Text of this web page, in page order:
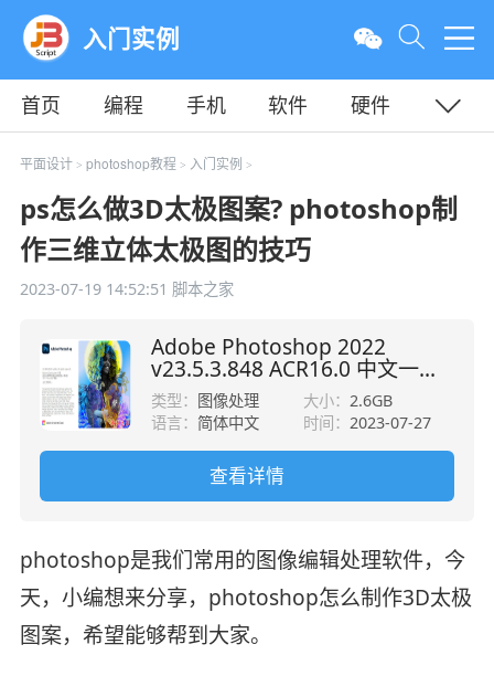
入门实例
首页 编程 手机 软件
硬件
教程
平面 服务器
平面设计> photoshop教程 > 入门实例 >
ps怎么做3D太极图案? photoshop制
作三维立体太极图的技巧
2023-07-19 14:52:51 脚本之家
Adobe Photoshop 2022
v23.5.3.848 ACR16.0 中文一键
安装破解版(附使用教程) X64
类型： 图像处理 大小： 2.6GB
语言： 简体中文 时间： 2023-07-27
查看详情
photoshop是我们常用的图像编辑处理软件，今
天，小编想来分享，photoshop怎么制作3D太极
图案，希望能够帮到大家。